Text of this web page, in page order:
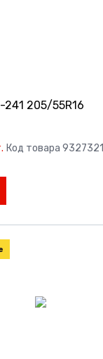
205/55R16
Код товара 9327321